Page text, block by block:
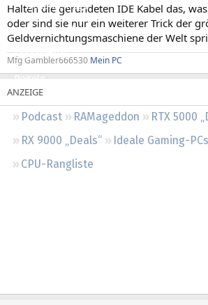
Neue Beiträge
Neueste Aktivitäten
Leserartikel
Regeln
Podcast RAMageddon
RTX 5000
RX 9000 „Deals“
Ideale Gaming-PCs
CPU-Rangliste
Halten die gerundeten IDE Kabel das,
oder sind sie nur ein weiterer Trick der
Geldvernichtungsmaschiene der Welt
Mfg Gambler666530 Mein PC